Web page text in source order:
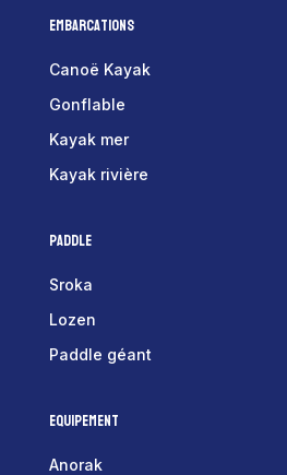
Embarcations
Canoë Kayak
Gonflable
Kayak mer
Kayak rivière
Paddle
Sroka
Lozen
Paddle géant
Equipement
Anorak